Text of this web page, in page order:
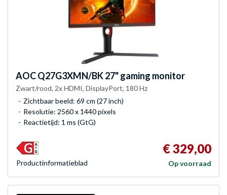
AOCQ27G3XMN/BK 27" gaming monitor
Zwart/rood, 2x HDMI, DisplayPort, 180 Hz
Zichtbaar beeld: 69 cm (27 inch)
Resolutie: 2560 x 1440 pixels
Reactietijd: 1 ms (GtG)
€ 329,00
Op voorraad
Product­informatieblad